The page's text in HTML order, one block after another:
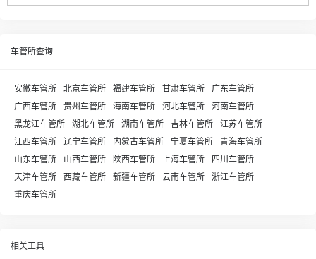
车管所查询
安徽车管所 北京车管所 福建车管所 甘肃车管所
广东车管所
广西车管所
贵州车管所 海南车管所 河北车管所
河南车管所
黑龙江车管所
湖北车管所 湖南车管所 吉林车管所
江苏车管所
江西车管所
辽宁车管所 内蒙古车管所 宁夏车管所
青海车管所
山东车管所
山西车管所 陕西车管所 上海车管所
四川车管所
天津车管所
西藏车管所 新疆车管所 云南车管所
浙江车管所
重庆车管所
相关工具